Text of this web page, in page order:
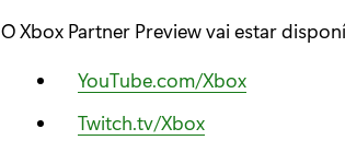
O Xbox Partner Preview vai estar
YouTube.com/Xbox
Twitch.tv/Xbox